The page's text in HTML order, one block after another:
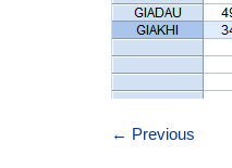
← Previous